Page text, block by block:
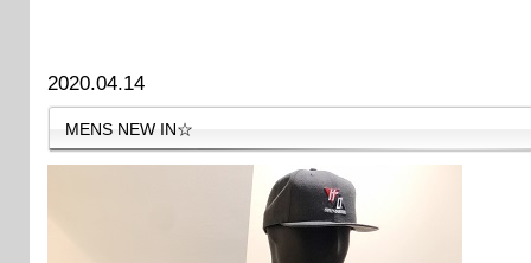
2020.04.14
MENS NEW IN☆